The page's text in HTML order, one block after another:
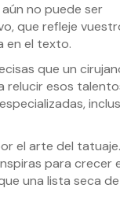
no puede ser
que refleje
en el texto.
que un
relucir esos
el arte del tatuaje.
para crecer
una lista seca de